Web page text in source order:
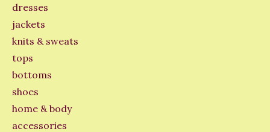
dresses
jackets
knits & sweats
tops
bottoms
shoes
home & body
accessories